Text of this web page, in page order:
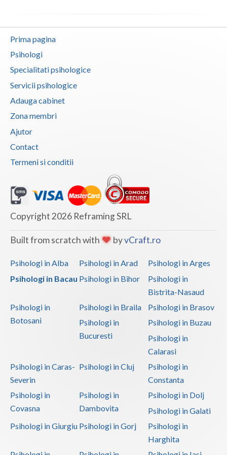
Prima pagina
Psihologi
Specialitati psihologice
Servicii psihologice
Adauga cabinet
Zona membri
Ajutor
Contact
Termeni si conditii
Copyright 2026 Reframing SRL
Built from scratch with byvCraft.ro
Psihologi in Alba Psihologi in Arad
Psihologi in Arges
Psihologi in Bacau Psihologi in Bihor
Psihologi in
Bistrita-Nasaud
Psihologi in
Botosani
Psihologi in Braila
Psihologi in Brasov
Psihologi in
Bucuresti
Psihologi in Buzau
Psihologi in
Calarasi
Psihologi in Caras-
Severin
Psihologi in Cluj
Psihologi in
Constanta
Psihologi in
Covasna
Psihologi in
Dambovita
Psihologi in Dolj
Psihologi in Galati
Psihologi in Giurgiu Psihologi in Gorj
Psihologi in
Harghita